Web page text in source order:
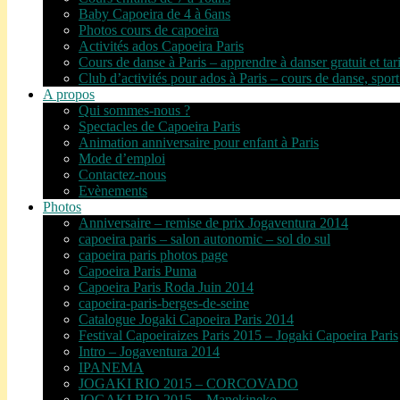
Baby Capoeira de 4 à 6ans
Photos cours de capoeira
Activités ados Capoeira Paris
Cours de danse à Paris – apprendre à danser gratuit et
Club d’activités pour ados à Paris – cours de danse,
A propos
Qui sommes-nous ?
Spectacles de Capoeira Paris
Animation anniversaire pour enfant à Paris
Mode d’emploi
Contactez-nous
Evènements
Photos
Anniversaire – remise de prix Jogaventura 2014
capoeira paris – salon autonomic – sol do sul
capoeira paris photos page
Capoeira Paris Puma
Capoeira Paris Roda Juin 2014
capoeira-paris-berges-de-seine
Catalogue Jogaki Capoeira Paris 2014
Festival Capoeiraizes Paris 2015 – Jogaki Capoeira Paris
Intro – Jogaventura 2014
IPANEMA
JOGAKI RIO 2015 – CORCOVADO